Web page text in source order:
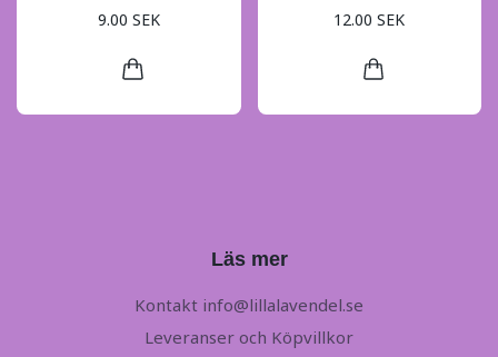
9.00 SEK
12.00 SEK
Läs mer
Kontakt info@lillalavendel.se
Leveranser och Köpvillkor